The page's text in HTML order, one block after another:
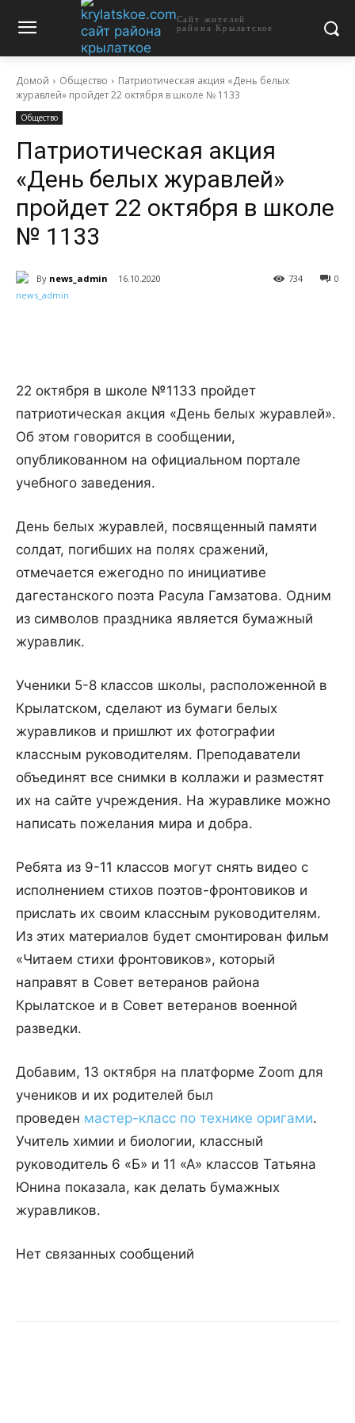
Сайт жителей
района Крылатское
Домой Общество
Патриотическая акция «День белых
журавлей» пройдет 22 октября в школе № 1133
Общество
Патриотическая акция
«День белых журавлей»
пройдет 22 октября в школе
№ 1133
By news_admin 16.10.2020 0
734
22 октября в школе №1133 пройдет
патриотическая акция «День белых журавлей».
Об этом говорится в сообщении,
опубликованном на официальном портале
учебного заведения.
День белых журавлей, посвященный памяти
солдат, погибших на полях сражений,
отмечается ежегодно по инициативе
дагестанского поэта Расула Гамзатова. Одним
из символов праздника является бумажный
журавлик.
Ученики 5-8 классов школы, расположенной в
Крылатском, сделают из бумаги белых
журавликов и пришлют их фотографии
классным руководителям. Преподаватели
объединят все снимки в коллажи и разместят
их на сайте учреждения. На журавлике можно
написать пожелания мира и добра.
Ребята из 9-11 классов могут снять видео с
исполнением стихов поэтов-фронтовиков и
прислать их своим классным руководителям.
Из этих материалов будет смонтирован фильм
«Читаем стихи фронтовиков», который
направят в Совет ветеранов района
Крылатское и в Совет ветеранов военной
разведки.
Добавим, 13 октября на платформе Zoom для
учеников и их родителей был
проведен мастер-класс по технике оригами.
Учитель химии и биологии, классный
руководитель 6 «Б» и 11 «А» классов Татьяна
Юнина показала, как делать бумажных
журавликов.
Нет связанных сообщений